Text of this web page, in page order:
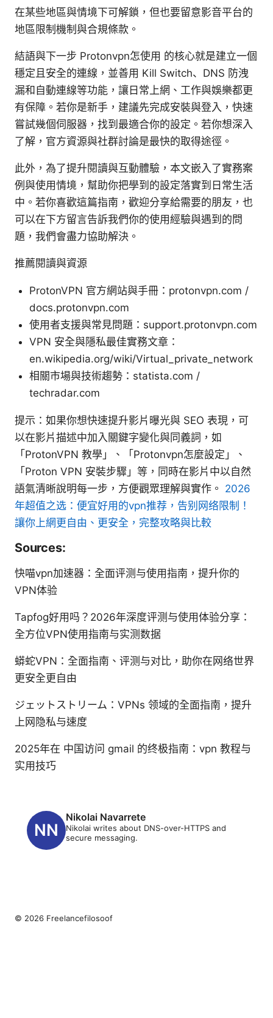
在某些地區與情境下可解鎖，但也要留意影音平台的
地區限制機制與合規條款。
結語與下一步 Protonvpn怎使用 的核心就是建立一個
穩定且安全的連線，並善用 Kill Switch、DNS 防洩
漏和自動連線等功能，讓日常上網、工作與娛樂都更
有保障。若你是新手，建議先完成安裝與登入，快速
嘗試幾個伺服器，找到最適合你的設定。若你想深入
了解，官方資源與社群討論是最快的取得途徑。
此外，為了提升閱讀與互動體驗，本文嵌入了實務案
例與使用情境，幫助你把學到的設定落實到日常生活
中。若你喜歡這篇指南，歡迎分享給需要的朋友，也
可以在下方留言告訴我們你的使用經驗與遇到的問
題，我們會盡力協助解決。
推薦閱讀與資源
ProtonVPN 官方網站與手冊：protonvpn.com /
docs.protonvpn.com
使用者支援與常見問題：support.protonvpn.com
VPN 安全與隱私最佳實務文章：
en.wikipedia.org/wiki/Virtual_private_network
相關市場與技術趨勢：statista.com /
techradar.com
提示：如果你想快速提升影片曝光與 SEO 表現，可
以在影片描述中加入關鍵字變化與同義詞，如
「ProtonVPN 教學」、「Protonvpn怎麼設定」、
「Proton VPN 安裝步驟」等，同時在影片中以自然
語氣清晰說明每一步，方便觀眾理解與實作。 2026
年超值之选：便宜好用的vpn推荐，告别网络限制！
讓你上網更自由、更安全，完整攻略與比較
Sources:
快喵vpn加速器：全面评测与使用指南，提升你的
VPN体验
Tapfog好用吗？2026年深度评测与使用体验分享：
全方位VPN使用指南与实测数据
蟒蛇VPN：全面指南、评测与对比，助你在网络世界
更安全更自由
ジェットストリーム：VPNs 领域的全面指南，提升
上网隐私与速度
2025年在 中国访问 gmail 的终极指南：vpn 教程与
实用技巧
Nikolai Navarrete
Nikolai writes about DNS-over-HTTPS and
secure messaging.
© 2026 Freelancefilosoof